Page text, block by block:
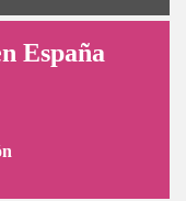
España